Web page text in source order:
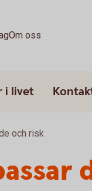
Om oss
i livet
och risk